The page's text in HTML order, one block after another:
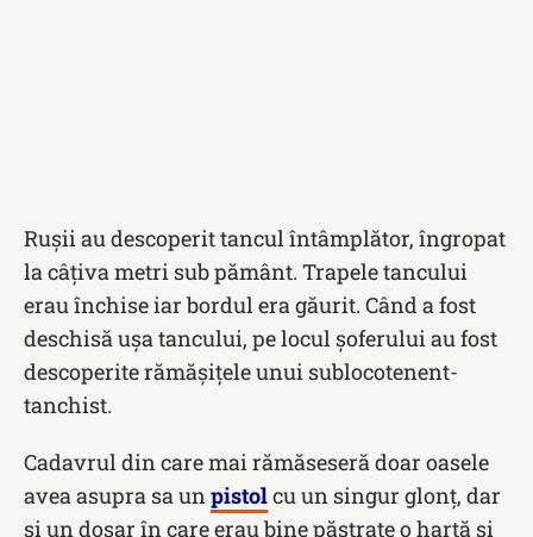
Rușii au descoperit tancul întâmplător, îngropat
la câțiva metri sub pământ. Trapele tancului
erau închise iar bordul era găurit. Când a fost
deschisă ușa tancului, pe locul şoferului au fost
descoperite rămăşiţele unui sublocotenent-
tanchist.
Cadavrul din care mai rămăseseră doar oasele
avea asupra sa un pistolcu un singur glonţ, dar
şi un dosar în care erau bine păstrate o hartă și